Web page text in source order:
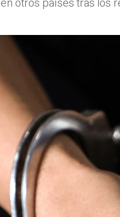
otros países tras los